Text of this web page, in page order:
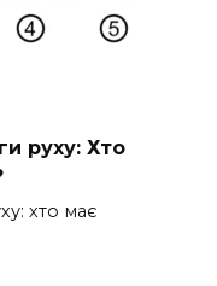
руху: Хто
хто має